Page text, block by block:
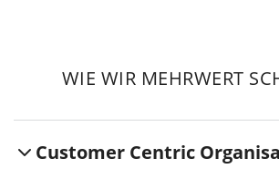
WIE WIR MEHRWERT
Customer Centric